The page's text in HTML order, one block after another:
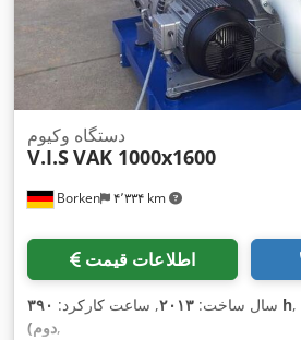
Borken ۴٬۳۳۴ km
دستگاه وکیوم
V.I.SVAK 1000x1600
اطلاعات قیمت
سال ساخت: ۲۰۱۳, ساعت کارکرد: ۳۹۰ h
دوم),